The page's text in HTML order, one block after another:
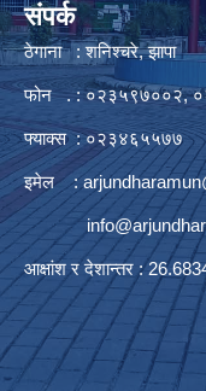
संपर्क
ठेगाना : शनिश्चरे, झापा
फोन . : ०२३५९७००२,
फ्याक्स : ०२३४६५५७७
इमेल :
आक्षांश र देशान्तर :